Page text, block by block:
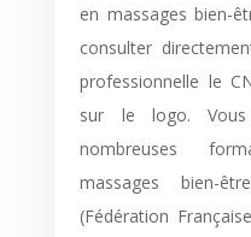
en massages bien-
consulter
professionnelle le
sur le logo.
nombreuses
massages bien-
(Fédération